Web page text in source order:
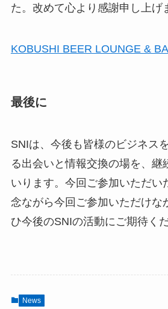
た。改めて心より感謝申し上げ
KOBUSHI BEER LOUNGE &
最後に
SNIは、今後も皆様のビジネス
る出会いと情報交換の場を、継
いります。今回ご参加いただい
念ながら今回ご参加いただけな
ひ今後のSNIの活動にご期待くだ
News